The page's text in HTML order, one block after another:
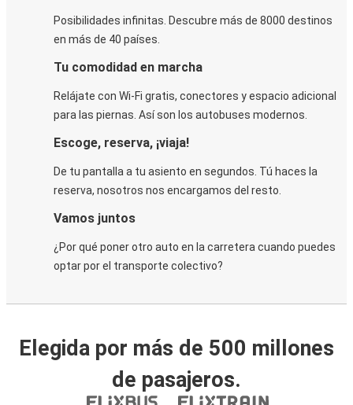
Posibilidades infinitas. Descubre más de 8000 destinos
en más de 40 países.
Tu comodidad en marcha
Relájate con Wi-Fi gratis, conectores y espacio adicional
para las piernas. Así son los autobuses modernos.
Escoge, reserva, ¡viaja!
De tu pantalla a tu asiento en segundos. Tú haces la
reserva, nosotros nos encargamos del resto.
Vamos juntos
¿Por qué poner otro auto en la carretera cuando puedes
optar por el transporte colectivo?
Elegida por más de 500 millones
de pasajeros.